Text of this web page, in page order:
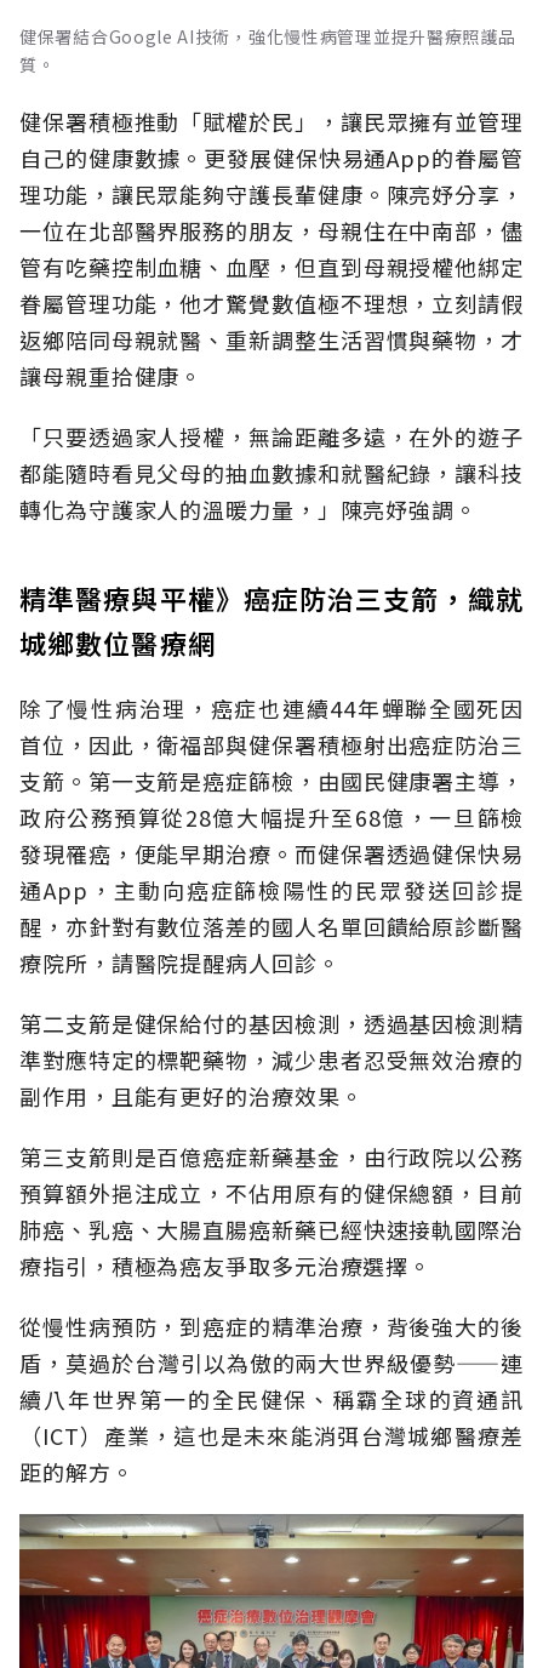
健保署結合Google AI技術，強化慢性病管理並提升醫療照護品
質。
健保署積極推動「賦權於民」，讓民眾擁有並管理
自己的健康數據。更發展健保快易通App的眷屬管
理功能，讓民眾能夠守護長輩健康。陳亮妤分享，
一位在北部醫界服務的朋友，母親住在中南部，儘
管有吃藥控制血糖、血壓，但直到母親授權他綁定
眷屬管理功能，他才驚覺數值極不理想，立刻請假
返鄉陪同母親就醫、重新調整生活習慣與藥物，才
讓母親重拾健康。
「只要透過家人授權，無論距離多遠，在外的遊子
都能隨時看見父母的抽血數據和就醫紀錄，讓科技
轉化為守護家人的溫暖力量，」陳亮妤強調。
精準醫療與平權》癌症防治三支箭，織就
城鄉數位醫療網
除了慢性病治理，癌症也連續44年蟬聯全國死因
首位，因此，衛福部與健保署積極射出癌症防治三
支箭。第一支箭是癌症篩檢，由國民健康署主導，
政府公務預算從28億大幅提升至68億，一旦篩檢
發現罹癌，便能早期治療。而健保署透過健保快易
通App，主動向癌症篩檢陽性的民眾發送回診提
醒，亦針對有數位落差的國人名單回饋給原診斷醫
療院所，請醫院提醒病人回診。
第二支箭是健保給付的基因檢測，透過基因檢測精
準對應特定的標靶藥物，減少患者忍受無效治療的
副作用，且能有更好的治療效果。
第三支箭則是百億癌症新藥基金，由行政院以公務
預算額外挹注成立，不佔用原有的健保總額，目前
肺癌、乳癌、大腸直腸癌新藥已經快速接軌國際治
療指引，積極為癌友爭取多元治療選擇。
從慢性病預防，到癌症的精準治療，背後強大的後
盾，莫過於台灣引以為傲的兩大世界級優勢——連
續八年世界第一的全民健保、稱霸全球的資通訊
（ICT）產業，這也是未來能消弭台灣城鄉醫療差
距的解方。